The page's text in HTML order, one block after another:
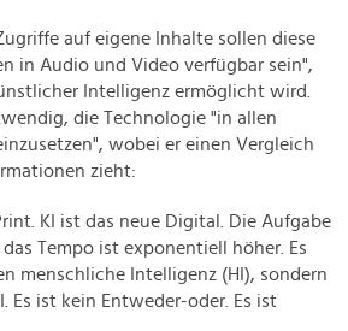
auf eigene Inhalte sollen diese
in Audio und Video verfügbar sein",
Intelligenz ermöglicht wird.
die Technologie "in allen
wobei er einen Vergleich
zieht:
KI ist das neue Digital. Die Aufgabe
Tempo ist exponentiell höher. Es
menschliche Intelligenz (HI), sondern
Es ist kein Entweder-oder. Es ist